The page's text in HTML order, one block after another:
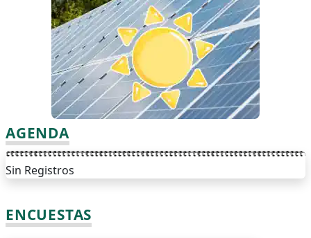
AGENDA
Sin Registros
ENCUESTAS